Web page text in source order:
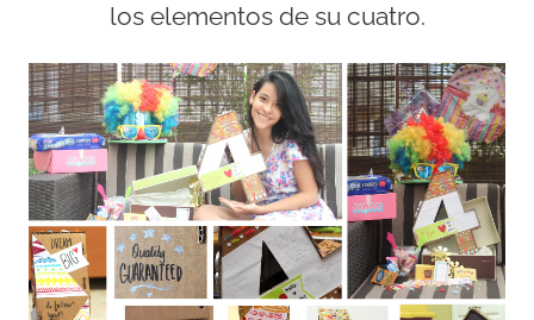
los elementos de su cuatro.